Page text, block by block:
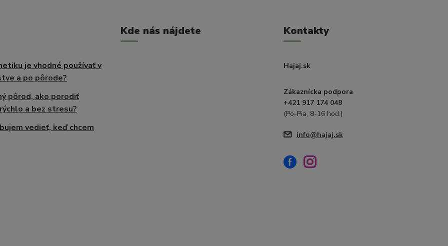
je vhodné používať v
a po pôrode?
pôrod, ako porodiť
a bez stresu?
vedieť, keď chcem
Kde nás nájdete Kontakty
Hajaj.sk
Zákaznícka podpora
+421 917 174 048
(Po-Pia, 8-16 hod.)
info@hajaj.sk